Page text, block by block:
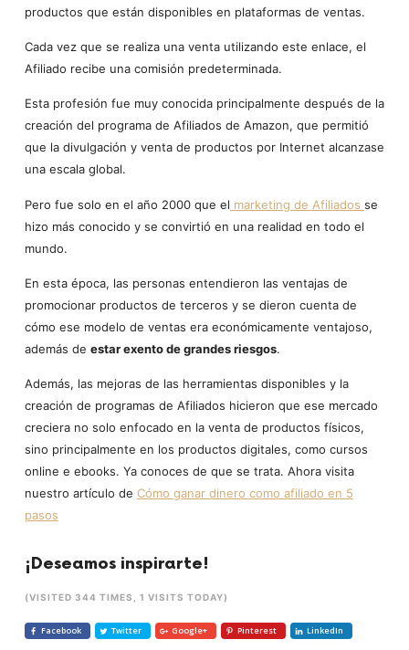
productos que están disponibles en plataformas de ventas.
Cada vez que se realiza una venta utilizando este enlace, el
Afiliado recibe una comisión predeterminada.
Esta profesión fue muy conocida principalmente después de la
creación del programa de Afiliados de Amazon, que permitió
que la divulgación y venta de productos por Internet alcanzase
una escala global.
Pero fue solo en el año 2000 que el marketing de Afiliados se
hizo más conocido y se convirtió en una realidad en todo el
mundo.
En esta época, las personas entendieron las ventajas de
promocionar productos de terceros y se dieron cuenta de
cómo ese modelo de ventas era económicamente ventajoso,
además de estar exento de grandes riesgos.
Además, las mejoras de las herramientas disponibles y la
creación de programas de Afiliados hicieron que ese mercado
creciera no solo enfocado en la venta de productos físicos,
sino principalmente en los productos digitales, como cursos
online e ebooks. Ya conoces de que se trata. Ahora visita
nuestro artículo de Cómo ganar dinero como afiliado en 5
pasos
¡Deseamos inspirarte!
(VISITED 344 TIMES, 1 VISITS TODAY)
Facebook Twitter Google+ Pinterest LinkedIn